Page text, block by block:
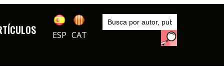
ESP CAT